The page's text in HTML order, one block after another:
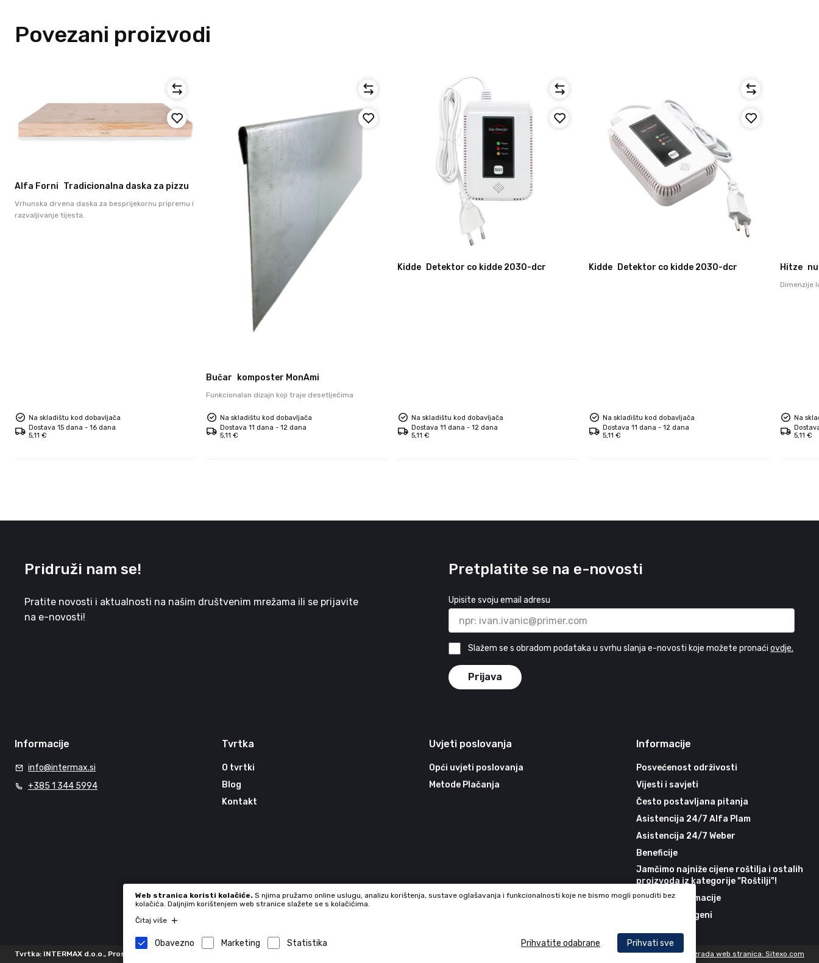
Povezani proizvodi
Alfa Forni Tradicionalna daska za pizzu
Vrhunska drvena daska za besprijekornu pripremu i
razvaljivanje tijesta.
Na skladištu kod dobavljača
Dostava 15 dana - 16 dana
5,11 €
Bučar komposter MonAmi
Funkcionalan dizajn koji traje desetljećima
Na skladištu kod dobavljača
Dostava 11 dana - 12 dana
5,11 €
Kidde Detektor co kidde 2030-dcr
Na skladištu kod dobavljača
Dostava 11 dana - 12 dana
5,11 €
Kidde Detektor co kidde 2030-dcr
Na skladištu kod dobavljača
Dostava 11 dana - 12 dana
5,11 €
Hitze
Dimenzije
Na
5,11 €
Pridruži nam se!
Pratite novosti i aktualnosti na našim društvenim mrežama ili se prijavite
na e-novosti!
Pretplatite se na e-novosti
Upisite svoju email adresu
Slažem se s obradom podataka u svrhu slanja e-novosti koje možete pronaći ovdje.
Prijava
Informacije
info@intermax.si
+385 1 344 5994
Tvrtka
O tvrtki
Blog
Kontakt
Uvjeti poslovanja
Opći uvjeti poslovanja
Metode Plačanja
Informacije
Posvećenost održivosti
Vijesti i savjeti
Često postavljana pitanja
Asistencija 24/7 Alfa Plam
Asistencija 24/7 Weber
Beneficije
Jamčimo najniže cijene roštilja i ostalih
proizvoda iz kategorije "Roštilji"!
Korisne informacije
Recepti - alergeni
Tvrtka: INTERMAX d.o.o., Proseniško 8F, 3230 Šentjur, Slovenia, 72409886 Izrada web stranica: Sitexo.com
Web stranica koristi kolačiće. S njima pružamo online uslugu, analizu korištenja, sustave oglašavanja i funkcionalnosti koje ne bismo mogli ponuditi bez
kolačića. Daljnjim korištenjem web stranice slažete se s kolačićima.
Čitaj više
Obavezno Marketing Statistika Prihvatite odabrane Prihvati sve